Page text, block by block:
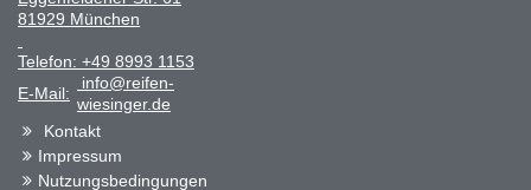
81929 München
Telefon: +49 8993 1153
E-Mail:
info@reifen-
wiesinger.de
Kontakt
Impressum
Nutzungsbedingungen